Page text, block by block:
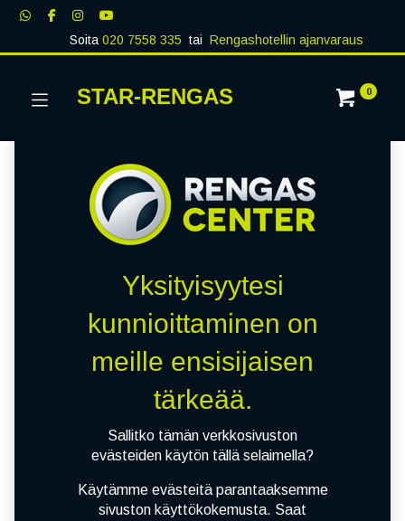
Soita020 7558 335 tai Rengashotellin ajanvaraus
STAR-RENGAS 0
Yksityisyytesi
kunnioittaminen on
meille ensisijaisen
tärkeää.
Sallitko tämän verkkosivuston
evästeiden käytön tällä selaimella?
Käytämme evästeitä parantaaksemme
sivuston käyttökokemusta. Saat